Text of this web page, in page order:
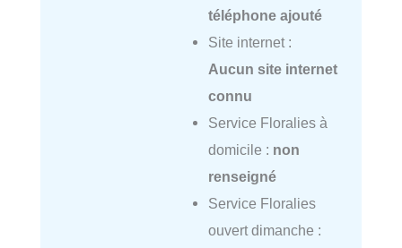
téléphone ajouté
Site internet :
Aucun site internet
connu
Service Floralies à
domicile : non
renseigné
Service Floralies
ouvert dimanche :